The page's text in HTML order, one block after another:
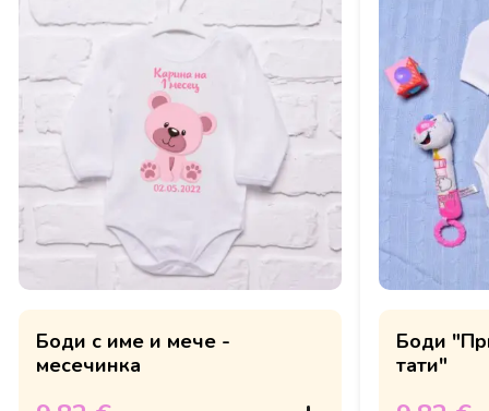
Боди с име и мече -
месечинка
Боди
тати"